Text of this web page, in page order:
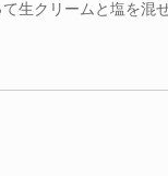
生クリームと塩を混